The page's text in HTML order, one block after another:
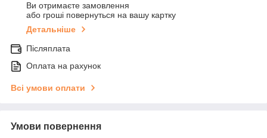
Ви отримаєте замовлення
або гроші повернуться на вашу картку
Детальніше
Післяплата
Оплата на рахунок
Всі умови оплати
Умови повернення